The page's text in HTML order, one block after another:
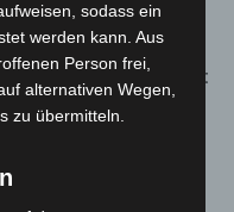
Tigermücken-
entdeckt
Begegnung“ in
schnell eingedämmt
sodass ein
werden kann. Aus
Person frei,
alternativen Wegen,
zu übermitteln.